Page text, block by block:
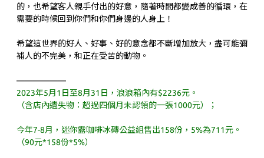
的，也希望客人親手付出的好意，隨著時間都變成善的循環，在
需要的時候回到你們和你們身邊的人身上！
希望這世界的好人、好事、好的意念都不斷增加放大，盡可能彌
補人的不完美，和正在受苦的動物。
——————
2023年5月1日至8月31日，浪浪箱內有$2236元。
（含店內遺失物：超過四個月未認領的一張1000元）；
今年7-8月，迷你露咖啡冰磚公益組售出158份，5%為711元。
（90元*158份*5%）